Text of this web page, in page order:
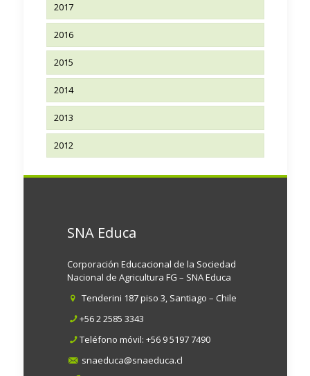
2017
2016
2015
2014
2013
2012
SNA Educa
Corporación Educacional de la Sociedad
Nacional de Agricultura FG – SNA Educa
Tenderini 187 piso 3, Santiago – Chile
+56 2 2585 3343
Teléfono móvil: +56 9 5197 7490
snaeduca@snaeduca.cl